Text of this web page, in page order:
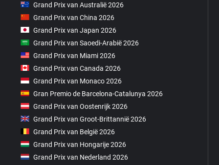
Grand Prix van Australië 2026
Grand Prix van China 2026
Grand Prix van Japan 2026
Grand Prix van Saoedi-Arabië 2026
Grand Prix van Miami 2026
Grand Prix van Canada 2026
Grand Prix van Monaco 2026
Gran Premio de Barcelona-Catalunya 2026
Grand Prix van Oostenrijk 2026
Grand Prix van Groot-Brittannië 2026
Grand Prix van België 2026
Grand Prix van Hongarije 2026
Grand Prix van Nederland 2026